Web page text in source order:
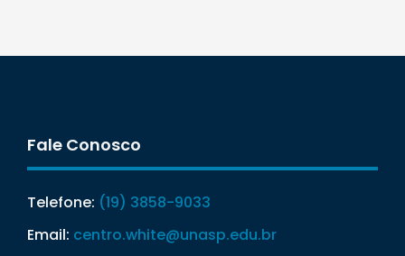
Fale Conosco
Telefone: (19) 3858-9033
Email: centro.white@unasp.edu.br